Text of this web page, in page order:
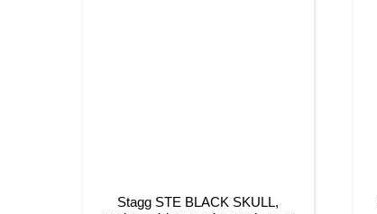
Stagg STE BLACK SKULL,